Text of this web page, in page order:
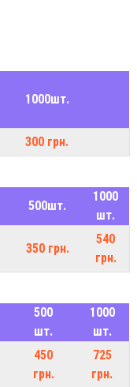
1000шт.
300 грн.
500шт.
1000
шт.
350 грн.
540
грн.
500
шт.
1000
шт.
450
грн.
725
грн.